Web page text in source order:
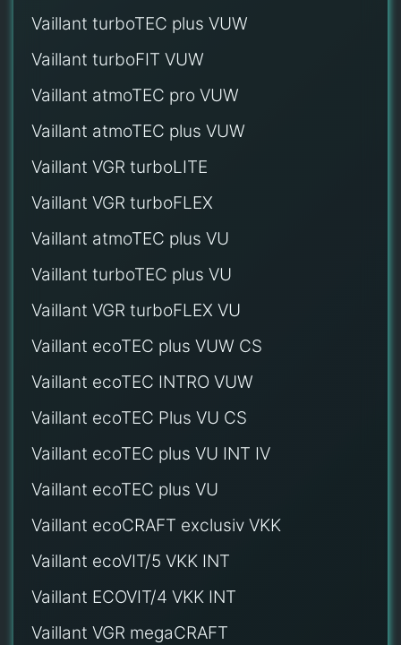
Vaillant turboTEC plus VUW
Vaillant turboFIT VUW
Vaillant atmoTEC pro VUW
Vaillant atmoTEC plus VUW
Vaillant VGR turboLITE
Vaillant VGR turboFLEX
Vaillant atmoTEC plus VU
Vaillant turboTEC plus VU
Vaillant VGR turboFLEX VU
Vaillant ecoTEC plus VUW CS
Vaillant ecoTEC INTRO VUW
Vaillant ecoTEC Plus VU CS
Vaillant ecoTEC plus VU INT IV
Vaillant ecoTEC plus VU
Vaillant ecoCRAFT exclusiv VKK
Vaillant ecoVIT/5 VKK INT
Vaillant ECOVIT/4 VKK INT
Vaillant VGR megaCRAFT